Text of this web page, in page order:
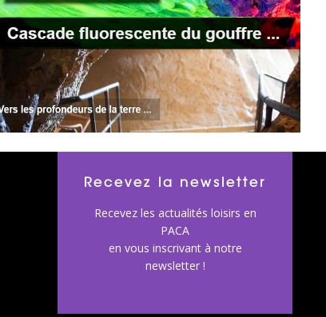
Recevez la newsletter
Recevez les actualités loisirs en
PACA
en vous inscrivant à notre
newsletter !